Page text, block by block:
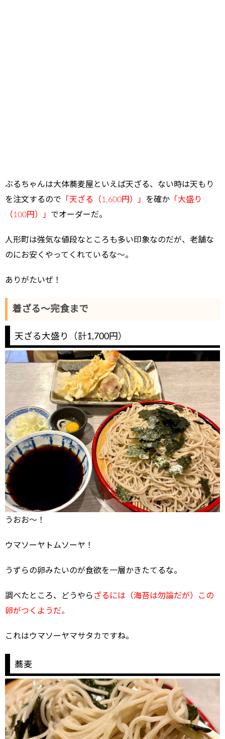
ぶるちゃんは大体蕎麦屋といえば天ざる、ない時は天もり
を注文するので 「天ざる（1,600円）」 を確か 「大盛り
（100円）」 でオーダーだ。
人形町は強気な値段なところも多い印象なのだが、老舗な
のにお安くやってくれているな～。
ありがたいぜ！
着ざる～完食まで
天ざる大盛り（計1,700円）
うおお～！
ウマソーヤトムソーヤ！
うずらの卵みたいのが食欲を一層かきたてるな。
調べたところ、どうやら ざるには（海苔は勿論だが）この
卵がつくようだ。
これはウマソーヤマサタカですね。
蕎麦